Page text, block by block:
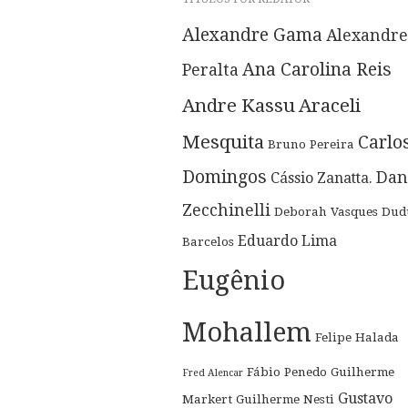
Alexandre Gama Alexandre
Peralta Ana Carolina Reis
Andre Kassu Araceli
Mesquita Bruno Pereira
Domingos Cássio Zanatta. Dan
Zecchinelli Deborah Vasques
Barcelos Eduardo Lima
Eugênio
Mohallem Felipe Halada
Fred Alencar Fábio Penedo Guilherme
Markert Guilherme Nesti Gustavo